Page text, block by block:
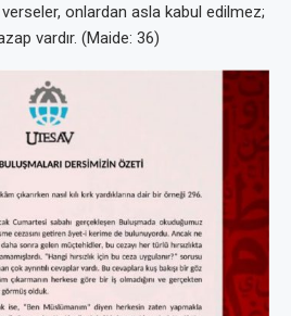
onlardan asla kabul edilmez;
vardır. (Maide: 36)